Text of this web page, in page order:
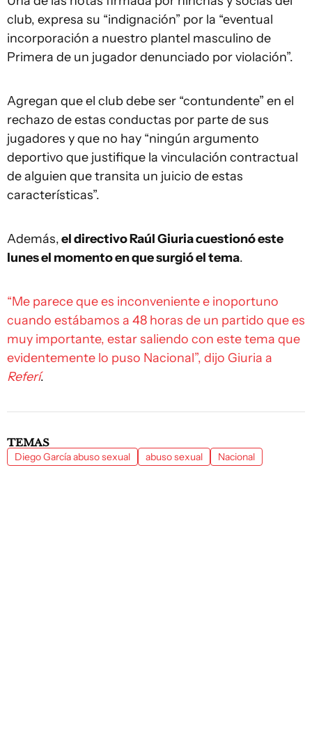
club, expresa su “indignación” por la “eventual
incorporación a nuestro plantel masculino de
Primera de un jugador denunciado por violación”.
Agregan que el club debe ser “contundente” en el
rechazo de estas conductas por parte de sus
jugadores y que no hay “ningún argumento
deportivo que justifique la vinculación contractual
de alguien que transita un juicio de estas
características”.
Además,el directivo Raúl Giuria cuestionó este
lunes el momento en que surgió el tema.
“Me parece que es inconveniente e inoportuno
cuando estábamos a 48 horas de un partido que es
muy importante, estar saliendo con este tema que
evidentemente lo puso Nacional”, dijo Giuria a
Referí.
TEMAS
Diego García abuso sexual abuso sexual Nacional